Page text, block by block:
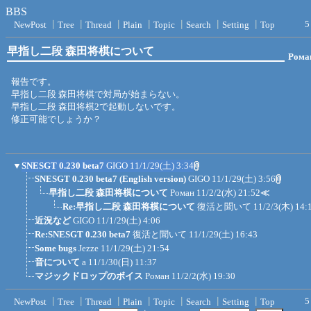
BBS
NewPost Tree Thread Plain Topic Search Setting Top 5
早指し二段 森田将棋について
報告です。
早指し二段 森田将棋で対局が始まらない。
早指し二段 森田将棋2で起動しないです。
修正可能でしょうか？
▼ SNESGT 0.230 beta7 GIGO 11/1/29(土) 3:34
SNESGT 0.230 beta7 (English version) GIGO 11/1/29(土) 3:56
早指し二段 森田将棋について Роман 11/2/2(水) 21:52≪
Re:早指し二段 森田将棋について 復活と聞いて 11/2/3(木)
近況など GIGO 11/1/29(土) 4:06
Re:SNESGT 0.230 beta7 復活と聞いて 11/1/29(土) 16:43
Some bugs Jezze 11/1/29(土) 21:54
音について a 11/1/30(日) 11:37
マジックドロップのボイス Роман 11/2/2(水) 19:30
NewPost Tree Thread Plain Topic Search Setting Top 5